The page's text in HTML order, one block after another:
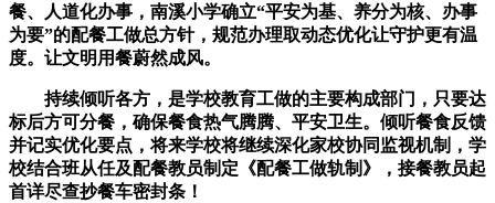
餐、人道化办事，南溪小学确立“平安为基、养分为核、办事
为要”的配餐工做总方针，规范办理取动态优化让守护更有温
度。让文明用餐蔚然成风。
持续倾听各方，是学校教育工做的主要构成部门，只要达
标后方可分餐，确保餐食热气腾腾、平安卫生。倾听餐食反馈
并记实优化要点，将来学校将继续深化家校协同监视机制，学
校结合班从任及配餐教员制定《配餐工做轨制》，接餐教员起
首详尽查抄餐车密封条！